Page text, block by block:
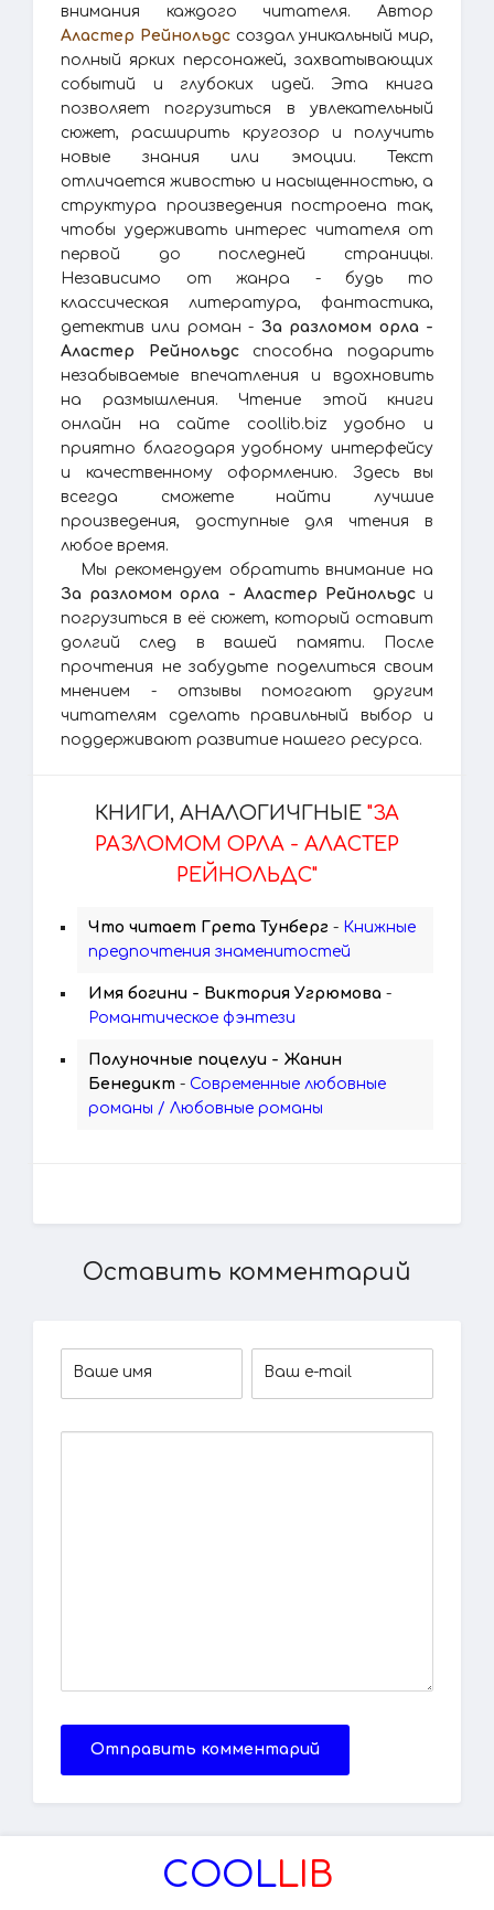
внимания каждого читателя. Автор
Аластер Рейнольдссоздал уникальный мир,
полный ярких персонажей, захватывающих
событий и глубоких идей. Эта книга
позволяет погрузиться в увлекательный
сюжет, расширить кругозор и получить
новые знания или эмоции. Текст
отличается живостью и насыщенностью, а
структура произведения построена так,
чтобы удерживать интерес читателя от
первой до последней страницы.
Независимо от жанра - будь то
классическая литература, фантастика,
детектив или роман - За разломом орла -
Аластер Рейнольдсспособна подарить
незабываемые впечатления и вдохновить
на размышления. Чтение этой книги
онлайн на сайте coollib.biz удобно и
приятно благодаря удобному интерфейсу
и качественному оформлению. Здесь вы
всегда сможете найти лучшие
произведения, доступные для чтения в
любое время.
Мы рекомендуем обратить внимание на
За разломом орла - Аластер Рейнольдси
погрузиться в её сюжет, который оставит
долгий след в вашей памяти. После
прочтения не забудьте поделиться своим
мнением - отзывы помогают другим
читателям сделать правильный выбор и
поддерживают развитие нашего ресурса.
КНИГИ, АНАЛОГИЧГНЫЕ "ЗА
РАЗЛОМОМ ОРЛА - АЛАСТЕР
РЕЙНОЛЬДС"
Что читает Грета Тунберг - Книжные
предпочтения знаменитостей
Имя богини - Виктория Угрюмова -
Романтическое фэнтези
Полуночные поцелуи - Жанин
Бенедикт - Современные любовные
романы / Любовные романы
Оставить комментарий
Отправить комментарий
COOLLIB